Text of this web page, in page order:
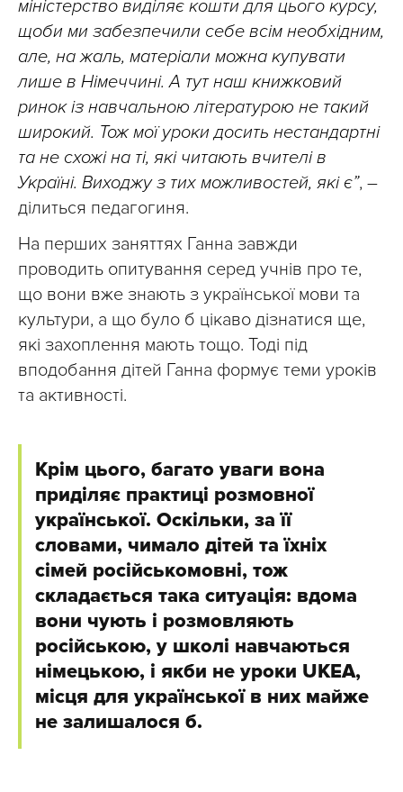
міністерство виділяє кошти для цього курсу,
щоби ми забезпечили себе всім необхідним,
але, на жаль, матеріали можна купувати
лише в Німеччині. А тут наш книжковий
ринок із навчальною літературою не такий
широкий. Тож мої уроки досить нестандартні
та не схожі на ті, які читають вчителі в
Україні. Виходжу з тих можливостей, які є”, –
ділиться педагогиня.
На перших заняттях Ганна завжди
проводить опитування серед учнів про те,
що вони вже знають з української мови та
культури, а що було б цікаво дізнатися ще,
які захоплення мають тощо. Тоді під
вподобання дітей Ганна формує теми уроків
та активності.
Крім цього, багато уваги вона
приділяє практиці розмовної
української. Оскільки, за її
словами, чимало дітей та їхніх
сімей російськомовні, тож
складається така ситуація: вдома
вони чують і розмовляють
російською, у школі навчаються
німецькою, і якби не уроки UKEA,
місця для української в них майже
не залишалося б.